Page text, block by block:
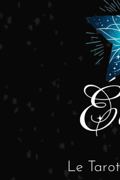
Le